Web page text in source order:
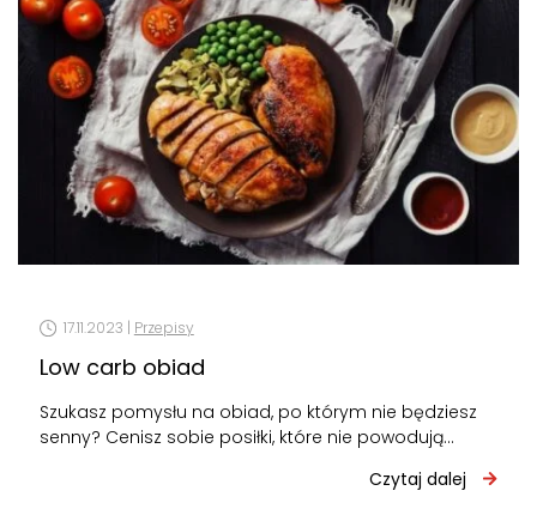
17.11.2023 | Przepisy
Low carb obiad
Szukasz pomysłu na obiad, po którym nie będziesz
senny? Cenisz sobie posiłki, które nie powodują
Czytaj dalej